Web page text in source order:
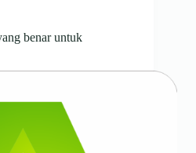
benar untuk